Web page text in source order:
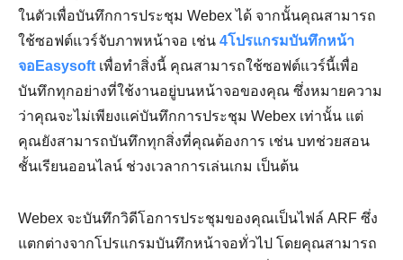
ในตัวเพื่อบันทึกการประชุม Webex ได้ จากนั้นคุณสามารถ
ใช้ซอฟต์แวร์จับภาพหน้าจอ เช่น 4โปรแกรมบันทึกหน้า
จอEasysoft เพื่อทำสิ่งนี้ คุณสามารถใช้ซอฟต์แวร์นี้เพื่อ
บันทึกทุกอย่างที่ใช้งานอยู่บนหน้าจอของคุณ ซึ่งหมายความ
ว่าคุณจะไม่เพียงแค่บันทึกการประชุม Webex เท่านั้น แต่
คุณยังสามารถบันทึกทุกสิ่งที่คุณต้องการ เช่น บทช่วยสอน
ชั้นเรียนออนไลน์ ช่วงเวลาการเล่นเกม เป็นต้น
Webex จะบันทึกวิดีโอการประชุมของคุณเป็นไฟล์ ARF ซึ่ง
แตกต่างจากโปรแกรมบันทึกหน้าจอทั่วไป โดยคุณสามารถ